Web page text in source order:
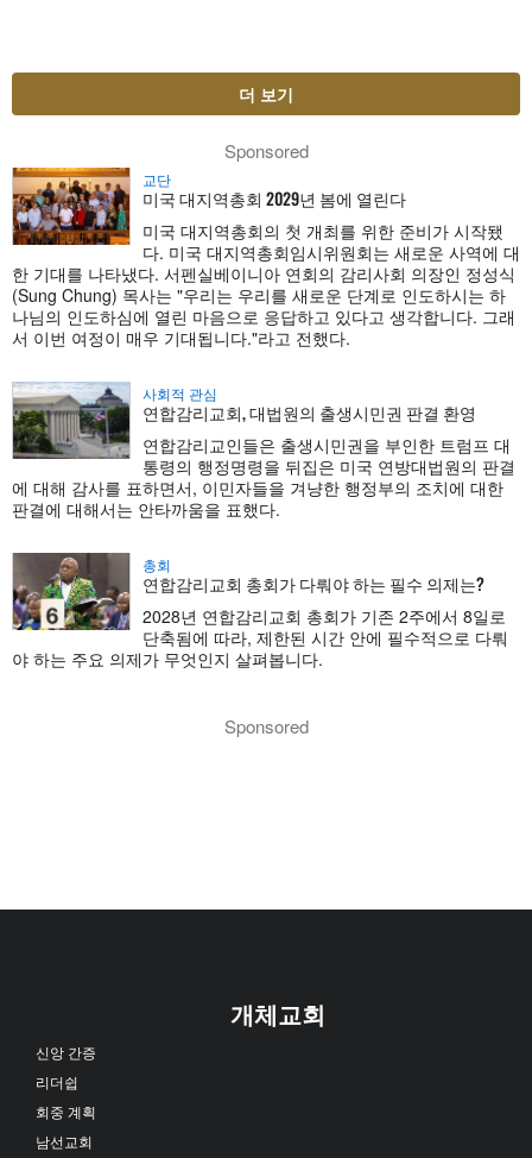
더 보기
Sponsored
교단
미국 대지역총회 2029년 봄에 열린다
미국 대지역총회의 첫 개최를 위한 준비가 시작됐
다. 미국 대지역총회임시위원회는 새로운 사역에 대
한 기대를 나타냈다. 서펜실베이니아 연회의 감리사회 의장인 정성식
(Sung Chung) 목사는 "우리는 우리를 새로운 단계로 인도하시는 하
나님의 인도하심에 열린 마음으로 응답하고 있다고 생각합니다. 그래
서 이번 여정이 매우 기대됩니다."라고 전했다.
사회적 관심
연합감리교회, 대법원의 출생시민권 판결 환영
연합감리교인들은 출생시민권을 부인한 트럼프 대
통령의 행정명령을 뒤집은 미국 연방대법원의 판결
에 대해 감사를 표하면서, 이민자들을 겨냥한 행정부의 조치에 대한
판결에 대해서는 안타까움을 표했다.
총회
연합감리교회 총회가 다뤄야 하는 필수 의제는?
2028년 연합감리교회 총회가 기존 2주에서 8일로
단축됨에 따라, 제한된 시간 안에 필수적으로 다뤄
야 하는 주요 의제가 무엇인지 살펴봅니다.
Sponsored
개체교회
신앙 간증
리더쉽
회중 계획
남선교회